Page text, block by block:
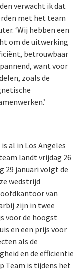
verwacht ik dat
met het team
‘Wij hebben een
om de uitwerking
betrouwbaar
want voor
zoals de
al in Los Angeles
landt vrijdag 26
29 januari volgt de
wedstrijd
van
zijn in twee
voor de hoogst
en een prijs voor
als de
en de efficiëntie
Team is tijdens het